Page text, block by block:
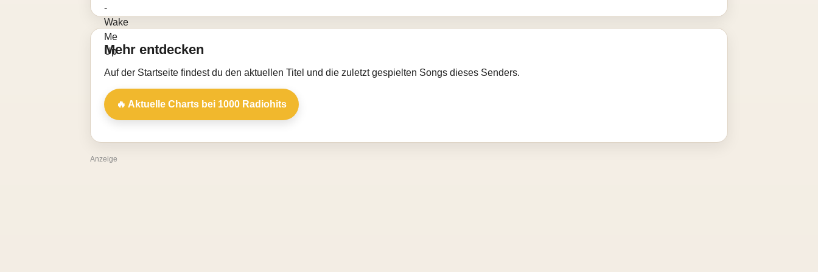
Mehr entdecken
Auf der Startseite findest du den aktuellen Titel und die zuletzt gespielten Songs dieses Senders.
🔥 Aktuelle Charts bei 1000 Radiohits
Anzeige